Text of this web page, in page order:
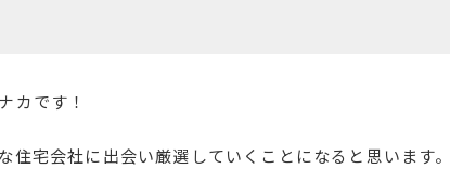
カです！
住宅会社に出会い厳選していくことになると思います。